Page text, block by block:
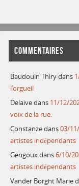
COMMENTAIRES
Baudouin Thirydans
l’orgueil
Delaivedans 11/12/
voix de la rue.
Constanzedans03/
artistes indépendants
Gengouxdans6/10/
artistes indépendants
Vander Borght Marie